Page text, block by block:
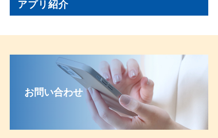
アプリ紹介
お問い合わせ